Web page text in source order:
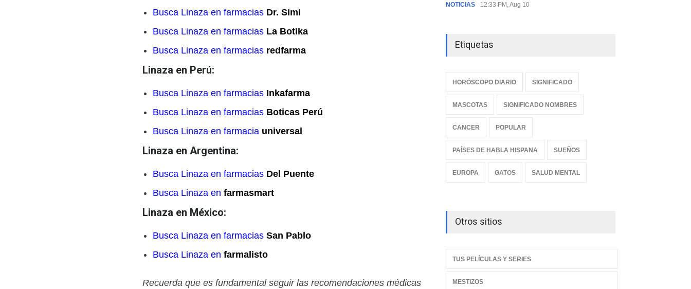
Busca Linaza en farmacias Dr. Simi
Busca Linaza en farmacias La Botika
Busca Linaza en farmacias redfarma
Linaza en Perú:
Busca Linaza en farmacias Inkafarma
Busca Linaza en farmacias Boticas Perú
Busca Linaza en farmacia universal
Linaza en Argentina:
Busca Linaza en farmacias Del Puente
Busca Linaza en farmasmart
Linaza en México:
Busca Linaza en farmacias San Pablo
Busca Linaza en farmalisto
Recuerda que es fundamental seguir las recomendaciones médicas
NOTICIAS 12:33 PM, Aug 10
Etiquetas
HORÓSCOPO DIARIO SIGNIFICADO
MASCOTAS SIGNIFICADO NOMBRES
CANCER POPULAR
PAÍSES DE HABLA HISPANA SUEÑOS
EUROPA GATOS SALUD MENTAL
Otros sitios
TUS PELÍCULAS Y SERIES
MESTIZOS